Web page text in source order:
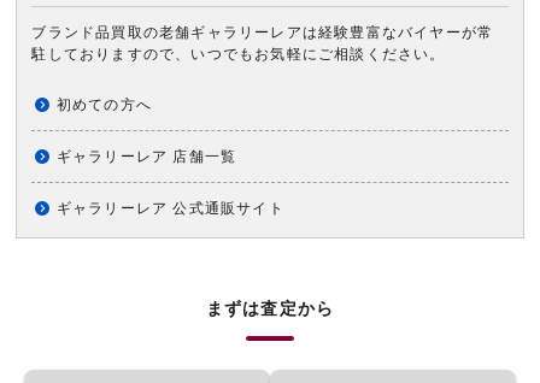
ブランド品買取の老舗ギャラリーレアは経験豊富なバイヤーが常
駐しておりますので、いつでもお気軽にご相談ください。
初めての方へ
ギャラリーレア 店舗一覧
ギャラリーレア 公式通販サイト
まずは査定から